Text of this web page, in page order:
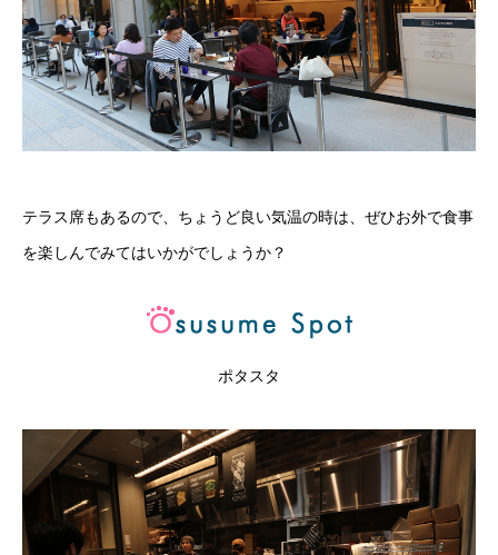
テラス席もあるので、ちょうど良い気温の時は、ぜひお外で食事
を楽しんでみてはいかがでしょうか？
ポタスタ